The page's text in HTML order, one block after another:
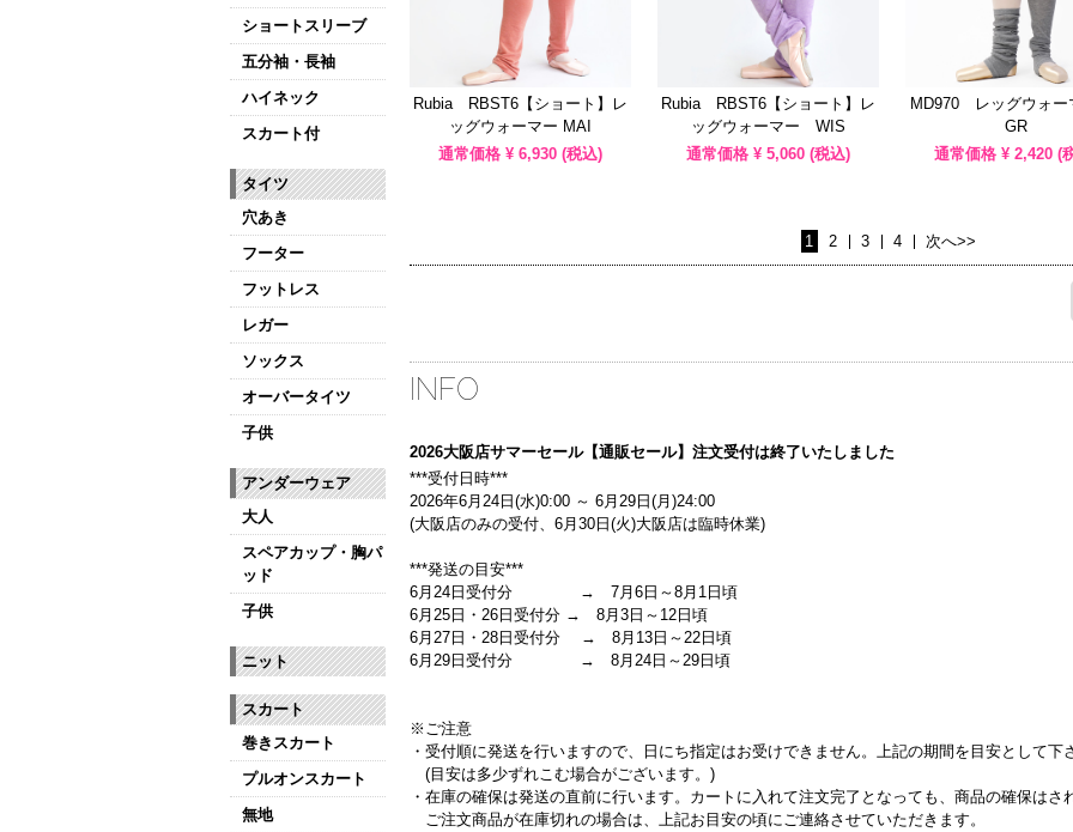
Rubia RBST6【ショート】レ
ッグウォーマー MAI
通常価格 ¥ 6,930 (税込)
Rubia RBST6【ショート】レ
ッグウォーマー WIS
通常価格 ¥ 5,060 (税込)
MD970 レッグウォ
GR
通常価格 ¥ 2,420 (
1 2 3 4 次へ>>
INFO
2026大阪店サマーセール【通販セール】注文受付は終了いたしました
***受付日時***
2026年6月24日(水)0:00 ～ 6月29日(月)24:00
(大阪店のみの受付、6月30日(火)大阪店は臨時休業)
***発送の目安***
6月24日受付分 → 7月6日～8月1日頃
6月25日・26日受付分 → 8月3日～12日頃
6月27日・28日受付分 → 8月13日～22日頃
6月29日受付分 → 8月24日～29日頃
※ご注意
・受付順に発送を行いますので、日にち指定はお受けできません。上記の期間を目安として下
(目安は多少ずれこむ場合がございます。)
・在庫の確保は発送の直前に行います。カートに入れて注文完了となっても、商品の確保はさ
ご注文商品が在庫切れの場合は、上記お目安の頃にご連絡させていただきます。
ショートスリーブ
五分袖・長袖
ハイネック
スカート付
タイツ
穴あき
フーター
フットレス
レガー
ソックス
オーバータイツ
子供
アンダーウェア
大人
スペアカップ・胸パ
ッド
子供
ニット
スカート
巻きスカート
プルオンスカート
無地